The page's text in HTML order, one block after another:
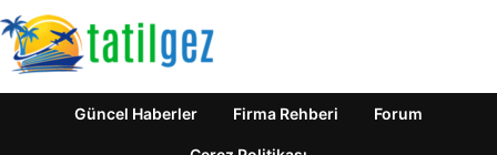
Güncel Haberler Firma Rehberi Forum